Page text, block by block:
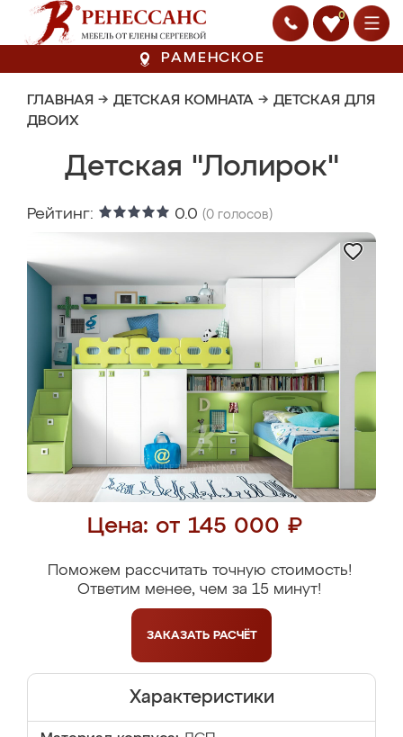
0
РАМЕНСКОЕ
ГЛАВНАЯ → ДЕТСКАЯ КОМНАТА → ДЕТСКАЯ ДЛЯ
ДВОИХ
Детская "Лолирок"
Рейтинг: 0.0 (0 голосов)
Цена: от 145 000 ₽
Поможем рассчитать точную стоимость!
Ответим менее, чем за 15 минут!
ЗАКАЗАТЬ РАСЧЁТ
Характеристики